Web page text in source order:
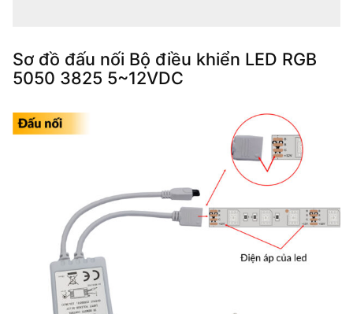
Sơ đồ đấu nối Bộ điều khiển LED RGB
5050 3825 5~12VDC